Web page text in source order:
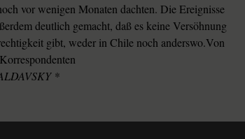
vor wenigen Monaten dachten. Die Ereignisse
deutlich gemacht, daß es keine Versöhnung
gibt, weder in Chile noch anderswo.Von
*